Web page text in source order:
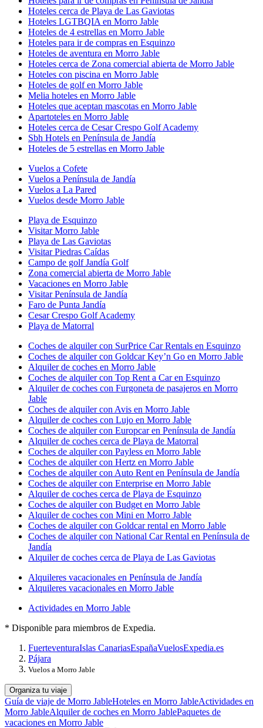
Hoteles cerca de Playa de Las Gaviotas
Hoteles LGTBQIA en Morro Jable
Hoteles de 4 estrellas en Morro Jable
Hoteles para ir de compras en Esquinzo
Hoteles de aventura en Morro Jable
Hoteles cerca de Zona comercial abierta de Morro Jable
Hoteles con piscina en Morro Jable
Hoteles de golf en Morro Jable
Melia hoteles en Morro Jable
Hoteles que aceptan mascotas en Morro Jable
Apartoteles en Morro Jable
Hoteles cerca de Cesar Crespo Golf Academy
Sbh Hotels en Península de Jandía
Hoteles de 5 estrellas en Morro Jable
Vuelos a Cofete
Vuelos a Península de Jandía
Vuelos a La Pared
Vuelos desde Morro Jable
Playa de Esquinzo
Visitar Morro Jable
Playa de Las Gaviotas
Visitar Piedras Caídas
Campo de golf Jandía Golf
Zona comercial abierta de Morro Jable
Vacaciones en Morro Jable
Visitar Península de Jandía
Faro de Punta Jandía
Cesar Crespo Golf Academy
Playa de Matorral
Coches de alquiler con SurPrice Car Rentals en Esquinzo
Coches de alquiler con Goldcar Key’n Go en Morro Jable
Alquiler de coches en Morro Jable
Coches de alquiler con Top Rent a Car en Esquinzo
Alquiler de coches con Furgoneta de pasajeros en Morro
Jable
Coches de alquiler con Avis en Morro Jable
Alquiler de coches con Lujo en Morro Jable
Coches de alquiler con Europcar en Península de Jandía
Alquiler de coches cerca de Playa de Matorral
Coches de alquiler con Payless en Morro Jable
Coches de alquiler con Hertz en Morro Jable
Coches de alquiler con Auto Rent en Península de Jandía
Coches de alquiler con Enterprise en Morro Jable
Alquiler de coches cerca de Playa de Esquinzo
Coches de alquiler con Budget en Morro Jable
Alquiler de coches con Mini en Morro Jable
Coches de alquiler con Goldcar rental en Morro Jable
Coches de alquiler con National Car Rental en Península de
Jandía
Alquiler de coches cerca de Playa de Las Gaviotas
Alquileres vacacionales en Península de Jandía
Alquileres vacacionales en Morro Jable
Actividades en Morro Jable
* Disponible para miembros de Expedia.
FuerteventuraIslas CanariasEspañaVuelosExpedia.es
Pájara
Vuelos a Morro Jable
Organiza tu viaje
Guía de viaje de Morro JableHoteles en Morro JableActividades en
Morro JableAlquiler de coches en Morro JablePaquetes de
vacaciones en Morro Jable